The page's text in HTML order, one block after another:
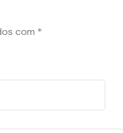
com *